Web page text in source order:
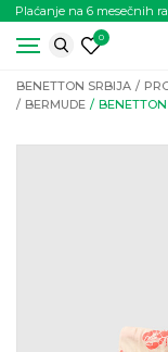
Plaćanje na 6 mesečnih
0
BENETTON SRBIJA
BERMUDE